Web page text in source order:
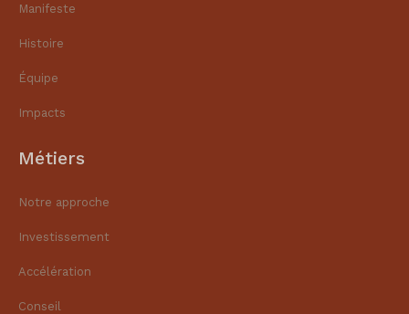
Manifeste
Histoire
Équipe
Impacts
Métiers
Notre approche
Investissement
Accélération
Conseil